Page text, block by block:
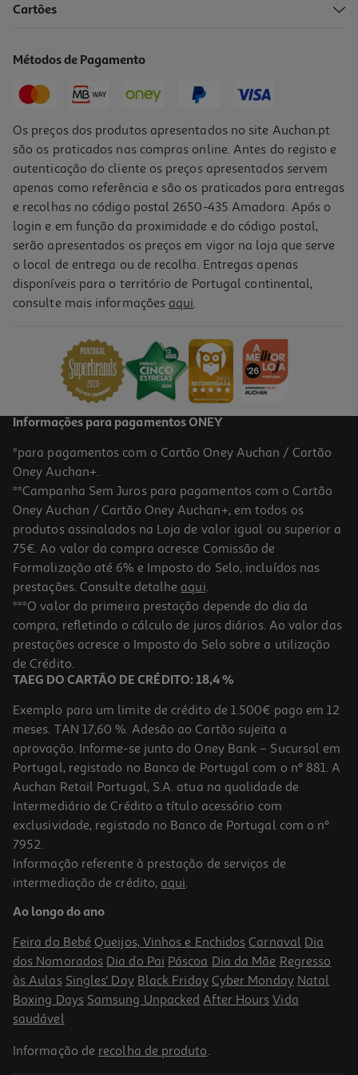
16,90 € PVP de editor
Cartões
Métodos de Pagamento
Os preços dos produtos apresentados no site Auchan.pt
são os praticados nas compras online. Antes do registo e
autenticação do cliente os preços apresentados servem
apenas como referência e são os praticados para entregas
e recolhas no código postal 2650-435 Amadora. Após o
login e em função da proximidade e do código postal,
serão apresentados os preços em vigor na loja que serve
o local de entrega ou de recolha. Entregas apenas
disponíveis para o território de Portugal continental,
consulte mais informações aqui.
Informações para pagamentos ONEY
*para pagamentos com o Cartão Oney Auchan / Cartão
Oney Auchan+.
**Campanha Sem Juros para pagamentos com o Cartão
Oney Auchan / Cartão Oney Auchan+, em todos os
produtos assinalados na Loja de valor igual ou superior a
75€. Ao valor da compra acresce Comissão de
Formalização até 6% e Imposto do Selo, incluídos nas
prestações. Consulte detalhe aqui.
***O valor da primeira prestação depende do dia da
compra, refletindo o cálculo de juros diários. Ao valor das
prestações acresce o Imposto do Selo sobre a utilização
de Crédito.
TAEG DO CARTÃO DE CRÉDITO: 18,4 %
Exemplo para um limite de crédito de 1.500€ pago em 12
meses. TAN 17,60 %. Adesão ao Cartão sujeita a
aprovação. Informe-se junto do Oney Bank – Sucursal em
Portugal, registado no Banco de Portugal com o nº 881. A
Auchan Retail Portugal, S.A. atua na qualidade de
Intermediário de Crédito a título acessório com
exclusividade, registado no Banco de Portugal com o nº
7952.
Informação referente à prestação de serviços de
intermediação de crédito, aqui.
Ao longo do ano
Feira do Bebé Queijos, Vinhos e Enchidos Carnaval Dia
dos Namorados Dia do Pai Páscoa Dia da Mãe Regresso
às Aulas Singles' Day Black Friday Cyber Monday Natal
Boxing Days Samsung Unpacked After Hours Vida
saudável
Informação de recolha de produto.